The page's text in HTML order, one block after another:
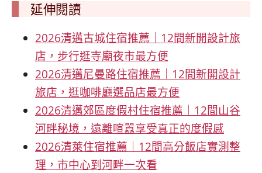
延伸閱讀
2026清邁古城住宿推薦｜12間新開設計旅
店，步行逛寺廟夜市最方便
2026清邁尼曼路住宿推薦｜12間新開設計
旅店，逛咖啡廳選品店最方便
2026清邁郊區度假村住宿推薦｜12間山谷
河畔秘境，遠離喧囂享受真正的度假感
2026清萊住宿推薦｜12間高分飯店實測整
理，市中心到河畔一次看